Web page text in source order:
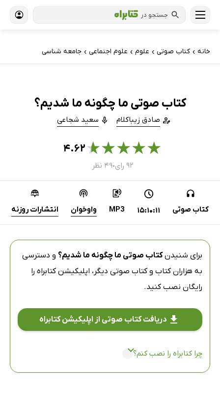
جستجو در
خانه › کتاب‌ صوتی › علوم › علوم اجتماعی › جامعه شناسی
کتاب صوتی ما چگونه ما شدیم؟
صادق زیباکلام سعید شجاعی
★
★
★
★
★۴.۶۲
۹۲ رای ● ۴۹ نظر
کتاب صوتی 15:10:11
MP3 واوخوان انتشارات روزنه
برای شنیدنکتاب صوتی ما چگونه ما شدیم؟ و دسترسی
به هزاران کتاب و کتاب صوتی دیگر، اپلیکیشن کتابراه را
رایگان نصب کنید.
دریافت کتاب صوتی از اپلیکیشن کتابراه
چرا کتابراه را نصب کنم؟